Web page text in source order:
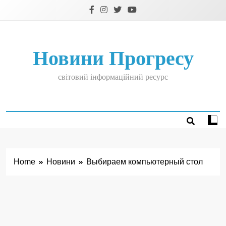
Новини Прогресу
світовий інформаційний ресурс
Home Новини Выбираем компьютерный стол